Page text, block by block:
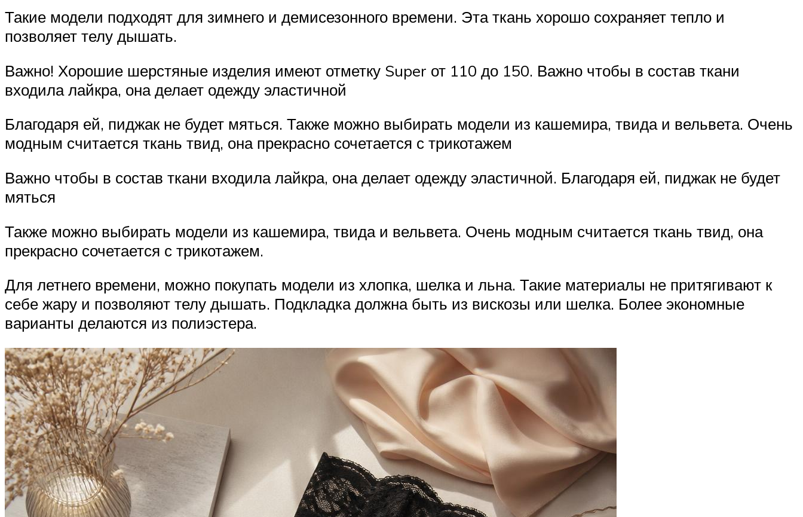
Такие модели подходят для зимнего и демисезонного времени. Эта ткань хорошо сохраняет тепло и
позволяет телу дышать.
Важно! Хорошие шерстяные изделия имеют отметку Super от 110 до 150. Важно чтобы в состав ткани
входила лайкра, она делает одежду эластичной
Благодаря ей, пиджак не будет мяться. Также можно выбирать модели из кашемира, твида и вельвета. Очень
модным считается ткань твид, она прекрасно сочетается с трикотажем
Важно чтобы в состав ткани входила лайкра, она делает одежду эластичной. Благодаря ей, пиджак не будет
мяться
Также можно выбирать модели из кашемира, твида и вельвета. Очень модным считается ткань твид, она
прекрасно сочетается с трикотажем.
Для летнего времени, можно покупать модели из хлопка, шелка и льна. Такие материалы не притягивают к
себе жару и позволяют телу дышать. Подкладка должна быть из вискозы или шелка. Более экономные
варианты делаются из полиэстера.